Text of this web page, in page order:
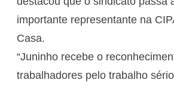
importante representante na
Casa.
“Juninho recebe o
trabalhadores pelo trabalho